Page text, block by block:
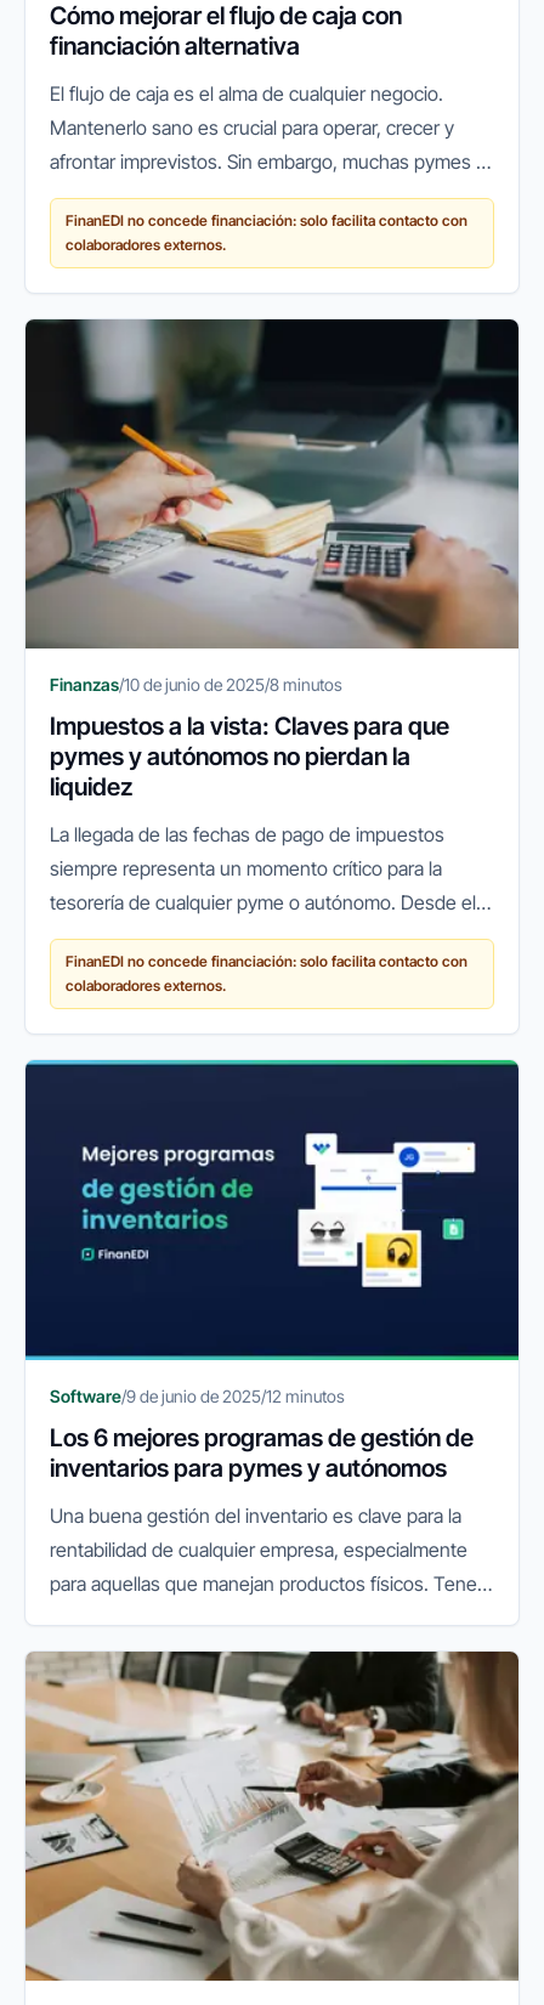
Cómo mejorar el flujo de caja con
financiación alternativa
El flujo de caja es el alma de cualquier negocio.
Mantenerlo sano es crucial para operar, crecer y
afrontar imprevistos. Sin embargo, muchas pymes y
autónomos se encuentran con desafíos para
mantener una liquidez óptima...
FinanEDI no concede financiación: solo facilita contacto con
colaboradores externos.
Finanzas/10 de junio de 2025/8 minutos
Impuestos a la vista: Claves para que
pymes y autónomos no pierdan la
liquidez
La llegada de las fechas de pago de impuestos
siempre representa un momento crítico para la
tesorería de cualquier pyme o autónomo. Desde el
IVA trimestral hasta el Impuesto de Sociedades o el
IRPF, estas obligaciones...
FinanEDI no concede financiación: solo facilita contacto con
colaboradores externos.
Software/9 de junio de 2025/12 minutos
Los 6 mejores programas de gestión de
inventarios para pymes y autónomos
Una buena gestión del inventario es clave para la
rentabilidad de cualquier empresa, especialmente
para aquellas que manejan productos físicos. Tener
más, evitar roturas...